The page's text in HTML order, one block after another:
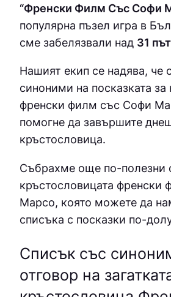
“Френски Филм Със Софи
популярна пъзел игра в
сме забелязвали над 31
Нашият екип се надява, че
синоними на посказката
френски филм със Софи
помогне да завършите
кръстословица.
Събрахме още по-полезни
кръстословицата френски
Марсо, която можете да
списъка с посказки по-
Списък със
отговор на